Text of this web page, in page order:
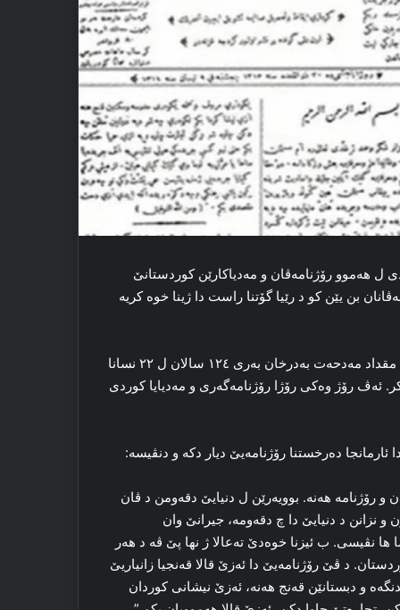
ل هەموو رۆژنامەڤان و مەدیاکارێن کوردستانێ
بن یێن کو د رێیا گۆتنا راست دا ژینا خوە کریە
یه‌که‌مین رۆژنامه‌یا کوردی ب ناڤێ “کوردستان” ل سەر دەستێ مقداد مەدحەت به‌درخان به‌ری ۱۲٤ سالان ل ۲۲ نسانا
کر. ئه‌ڤ رۆژ وه‌کی رۆژا رۆژنامه‌گه‌ری و مەدیایا کوردی
دەرخستنا رۆژنامەیێ دیار دکە و دنڤیسە:
رۆژنامه‌ هه‌نه‌. بوویه‌رێن ل دنیایێ دقه‌ومن د ڤان
نزانن د دنیایێ دا چ دقه‌ومه‌، جیرانێ وان
نڤیسی. ب ئیزنا خوه‌دێ ته‌عالا ژ نها پێ ڤه‌ د هه‌ر
د ڤێ رۆژنامه‌یێ دا ئه‌زێ قالا قه‌نجیا زانیاریێ
و دبستانێن قه‌نج هه‌نه‌، ئه‌زێ نیشانی کوردان